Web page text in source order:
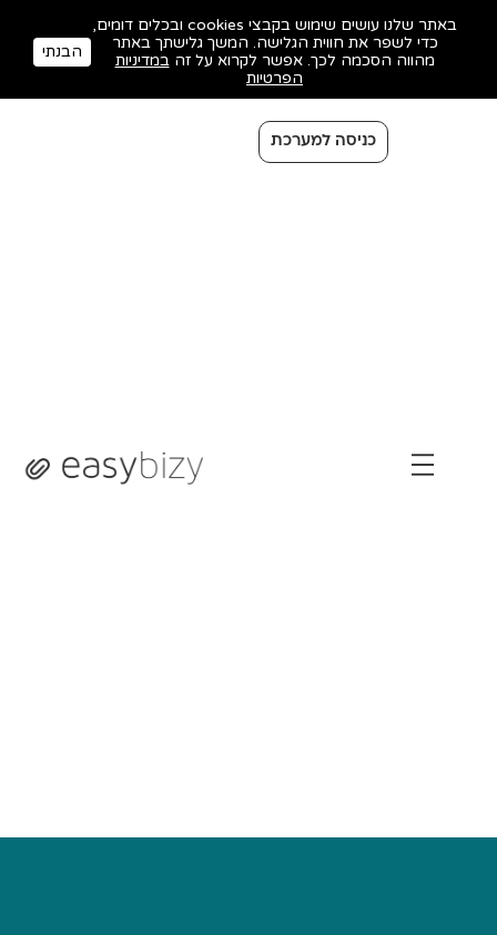
כניסה למערכת
באתר שלנו עושים שימוש בקבצי cookies ובכלים דומים,
כדי לשפר את חווית הגלישה. המשך גלישתך באתר
מהווה הסכמה לכך. אפשר לקרוא על זהבמדיניות
הפרטיות
הבנתי